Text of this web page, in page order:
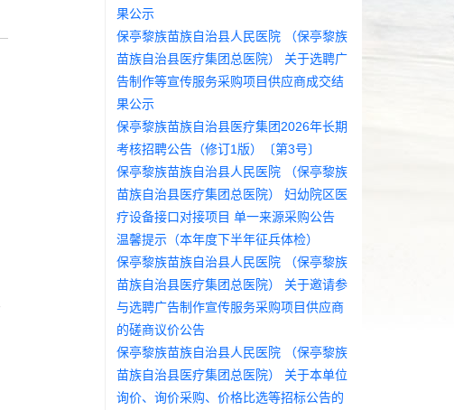
果公示
保亭黎族苗族自治县人民医院 （保亭黎族
苗族自治县医疗集团总医院） 关于选聘广
告制作等宣传服务采购项目供应商成交结
果公示
保亭黎族苗族自治县医疗集团2026年长期
考核招聘公告（修订1版）〔第3号〕
保亭黎族苗族自治县人民医院 （保亭黎族
苗族自治县医疗集团总医院） 妇幼院区医
疗设备接口对接项目 单一来源采购公告
温馨提示（本年度下半年征兵体检）
保亭黎族苗族自治县人民医院 （保亭黎族
苗族自治县医疗集团总医院） 关于邀请参
与选聘广告制作宣传服务采购项目供应商
的磋商议价公告
保亭黎族苗族自治县人民医院 （保亭黎族
苗族自治县医疗集团总医院） 关于本单位
询价、询价采购、价格比选等招标公告的